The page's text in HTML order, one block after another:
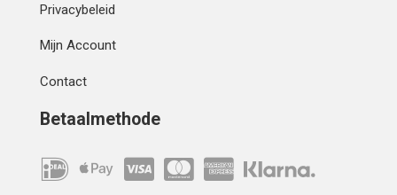
Privacybeleid
Mijn Account
Contact
Betaalmethode